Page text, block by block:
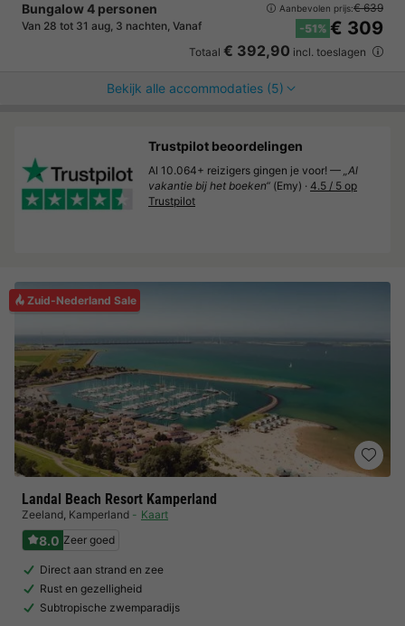
Bungalow 4 personen
Van 28 tot 31 aug, 3 nachten, Vanaf
Aanbevolen prijs:€ 639
-51% € 309
Totaal € 392,90 incl. toeslagen
Bekijk alle accommodaties (5)
Zuid-Nederland Sale
Landal Beach Resort Kamperland
Zeeland, Kamperland Kaart
8.0 Zeer goed
Direct aan strand en zee
Rust en gezelligheid
Subtropische zwemparadijs
Trustpilot beoordelingen
Al 10.064+ reizigers gingen je voor! — „Al
vakantie bij het boeken“ (Emy) · 4.5 / 5 op
Trustpilot